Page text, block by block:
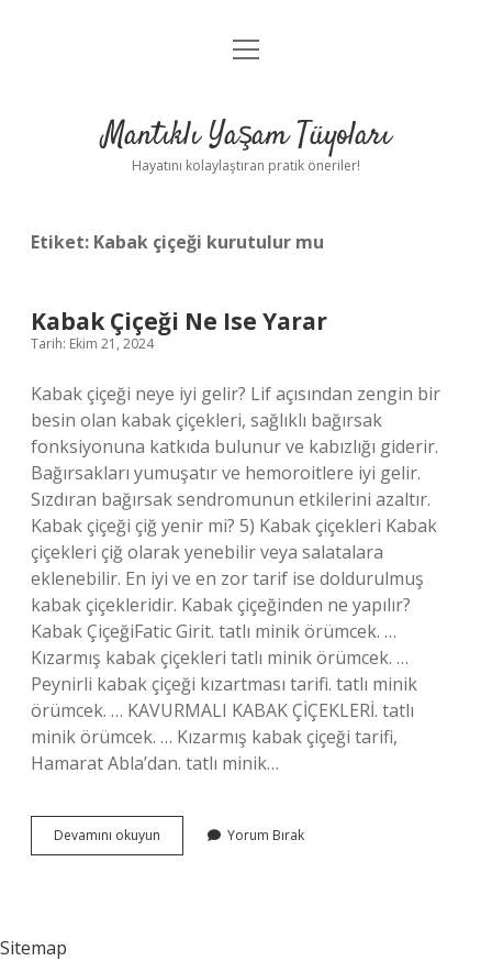
Anasayfa
Yasal Uyarı
menüyü
Mantıklı Yaşam Tüyoları
Hayatını kolaylaştıran pratik öneriler!
Etiket: Kabak çiçeği kurutulur mu
Kabak Çiçeği Ne Ise Yarar
Tarih: Ekim 21, 2024
Kabak çiçeği neye iyi gelir? Lif açısından zengin bir
besin olan kabak çiçekleri, sağlıklı bağırsak
fonksiyonuna katkıda bulunur ve kabızlığı giderir.
Bağırsakları yumuşatır ve hemoroitlere iyi gelir.
Sızdıran bağırsak sendromunun etkilerini azaltır.
Kabak çiçeği çiğ yenir mi? 5) Kabak çiçekleri Kabak
çiçekleri çiğ olarak yenebilir veya salatalara
eklenebilir. En iyi ve en zor tarif ise doldurulmuş
kabak çiçekleridir. Kabak çiçeğinden ne yapılır?
Kabak ÇiçeğiFatic Girit. tatlı minik örümcek. …
Kızarmış kabak çiçekleri tatlı minik örümcek. …
Peynirli kabak çiçeği kızartması tarifi. tatlı minik
örümcek. … KAVURMALI KABAK ÇİÇEKLERİ. tatlı
minik örümcek. … Kızarmış kabak çiçeği tarifi,
Hamarat Abla’dan. tatlı minik…
Devamını okuyun
Çiçeği
Yorum Bırak
Sitemap